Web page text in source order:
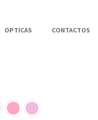
OPTICAS CONTACTOS